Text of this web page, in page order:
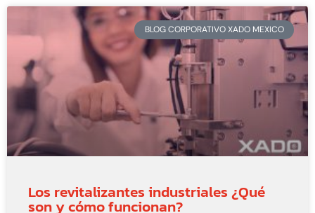
BLOG CORPORATIVO XADO MEXICO
Los revitalizantes industriales ¿Qué
son y cómo funcionan?